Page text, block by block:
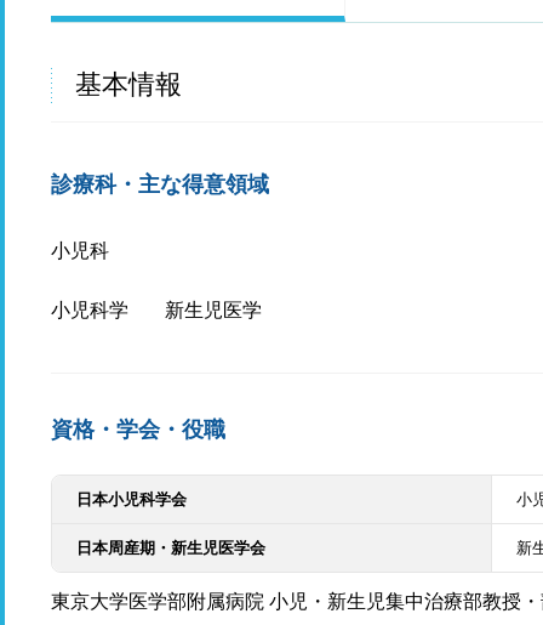
基本情報
診療科・主な得意領域
小児科
小児科学 新生児医学
資格・学会・役職
日本小児科学会 小
日本周産期・新生児医学会 新
東京大学医学部附属病院 小児・新生児集中治療部教授